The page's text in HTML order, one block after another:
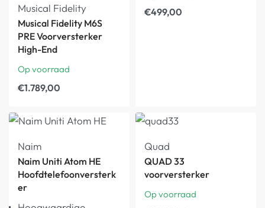
Musical Fidelity
Musical Fidelity M6S
PRE Voorversterker
High-End
Op voorraad
€1.789,00
€499,00
Naim
Naim Uniti Atom HE
Hoofdtelefoonversterk
er
Quad
QUAD 33
voorversterker
Op voorraad